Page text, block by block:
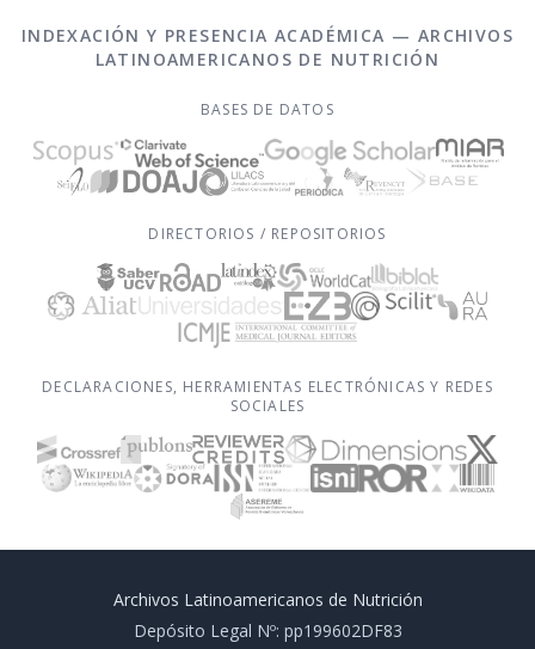
INDEXACIÓN Y PRESENCIA ACADÉMICA — ARCHIVOS
LATINOAMERICANOS DE NUTRICIÓN
BASES DE DATOS
DIRECTORIOS / REPOSITORIOS
DECLARACIONES, HERRAMIENTAS ELECTRÓNICAS Y REDES
SOCIALES
Archivos Latinoamericanos de Nutrición
Depósito Legal Nº: pp199602DF83